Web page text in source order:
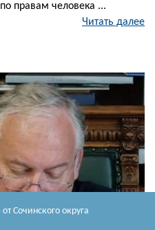
от Сочинского округа
правам человека ...
Читать далее